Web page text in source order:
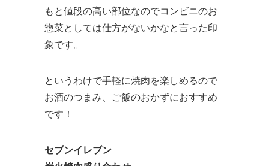
もと値段の高い部位なのでコンビニのお
惣菜としては仕方がないかなと言った印
象です。
というわけで手軽に焼肉を楽しめるので
お酒のつまみ、ご飯のおかずにおすすめ
です！
セブンイレブン